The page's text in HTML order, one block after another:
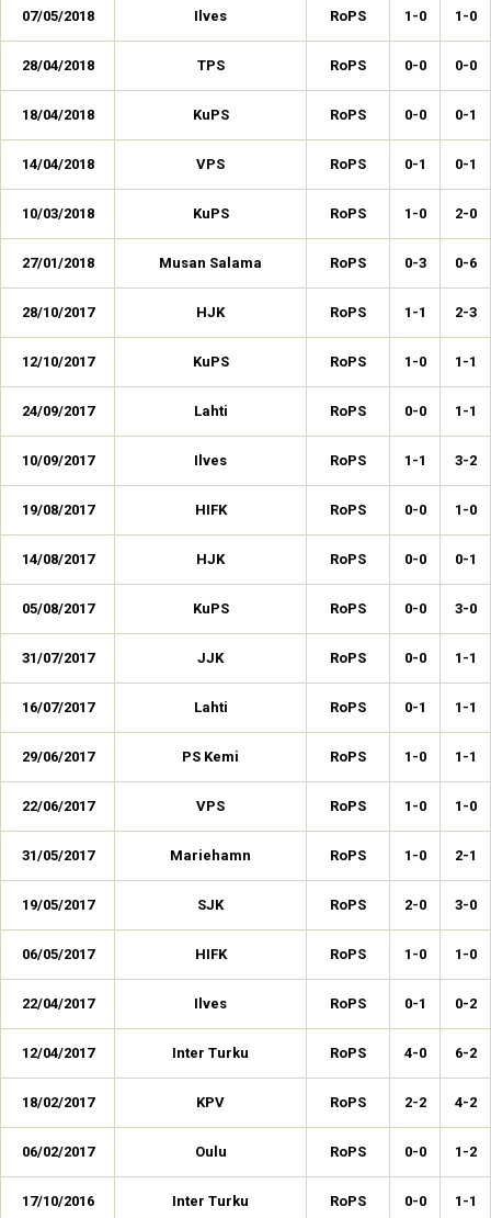
07/05/2018 Ilves RoPS 1-0 1-0
28/04/2018 TPS RoPS 0-0 0-0
18/04/2018 KuPS RoPS 0-0 0-1
14/04/2018 VPS RoPS 0-1 0-1
10/03/2018 KuPS RoPS 1-0 2-0
27/01/2018 Musan Salama RoPS 0-3 0-6
28/10/2017 HJK RoPS 1-1 2-3
12/10/2017 KuPS RoPS 1-0 1-1
24/09/2017 Lahti RoPS 0-0 1-1
10/09/2017 Ilves RoPS 1-1 3-2
19/08/2017 HIFK RoPS 0-0 1-0
14/08/2017 HJK RoPS 0-0 0-1
05/08/2017 KuPS RoPS 0-0 3-0
31/07/2017 JJK RoPS 0-0 1-1
16/07/2017 Lahti RoPS 0-1 1-1
29/06/2017 PS Kemi RoPS 1-0 1-1
22/06/2017 VPS RoPS 1-0 1-0
31/05/2017 Mariehamn RoPS 1-0 2-1
19/05/2017 SJK RoPS 2-0 3-0
06/05/2017 HIFK RoPS 1-0 1-0
22/04/2017 Ilves RoPS 0-1 0-2
12/04/2017 Inter Turku RoPS 4-0 6-2
18/02/2017 KPV RoPS 2-2 4-2
06/02/2017 Oulu RoPS 0-0 1-2
17/10/2016 Inter Turku RoPS 0-0 1-1